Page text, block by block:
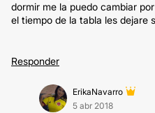
dormir me la puedo cambiar
el tiempo de la tabla les dejare
Responder
ErikaNavarro
5 abr 2018